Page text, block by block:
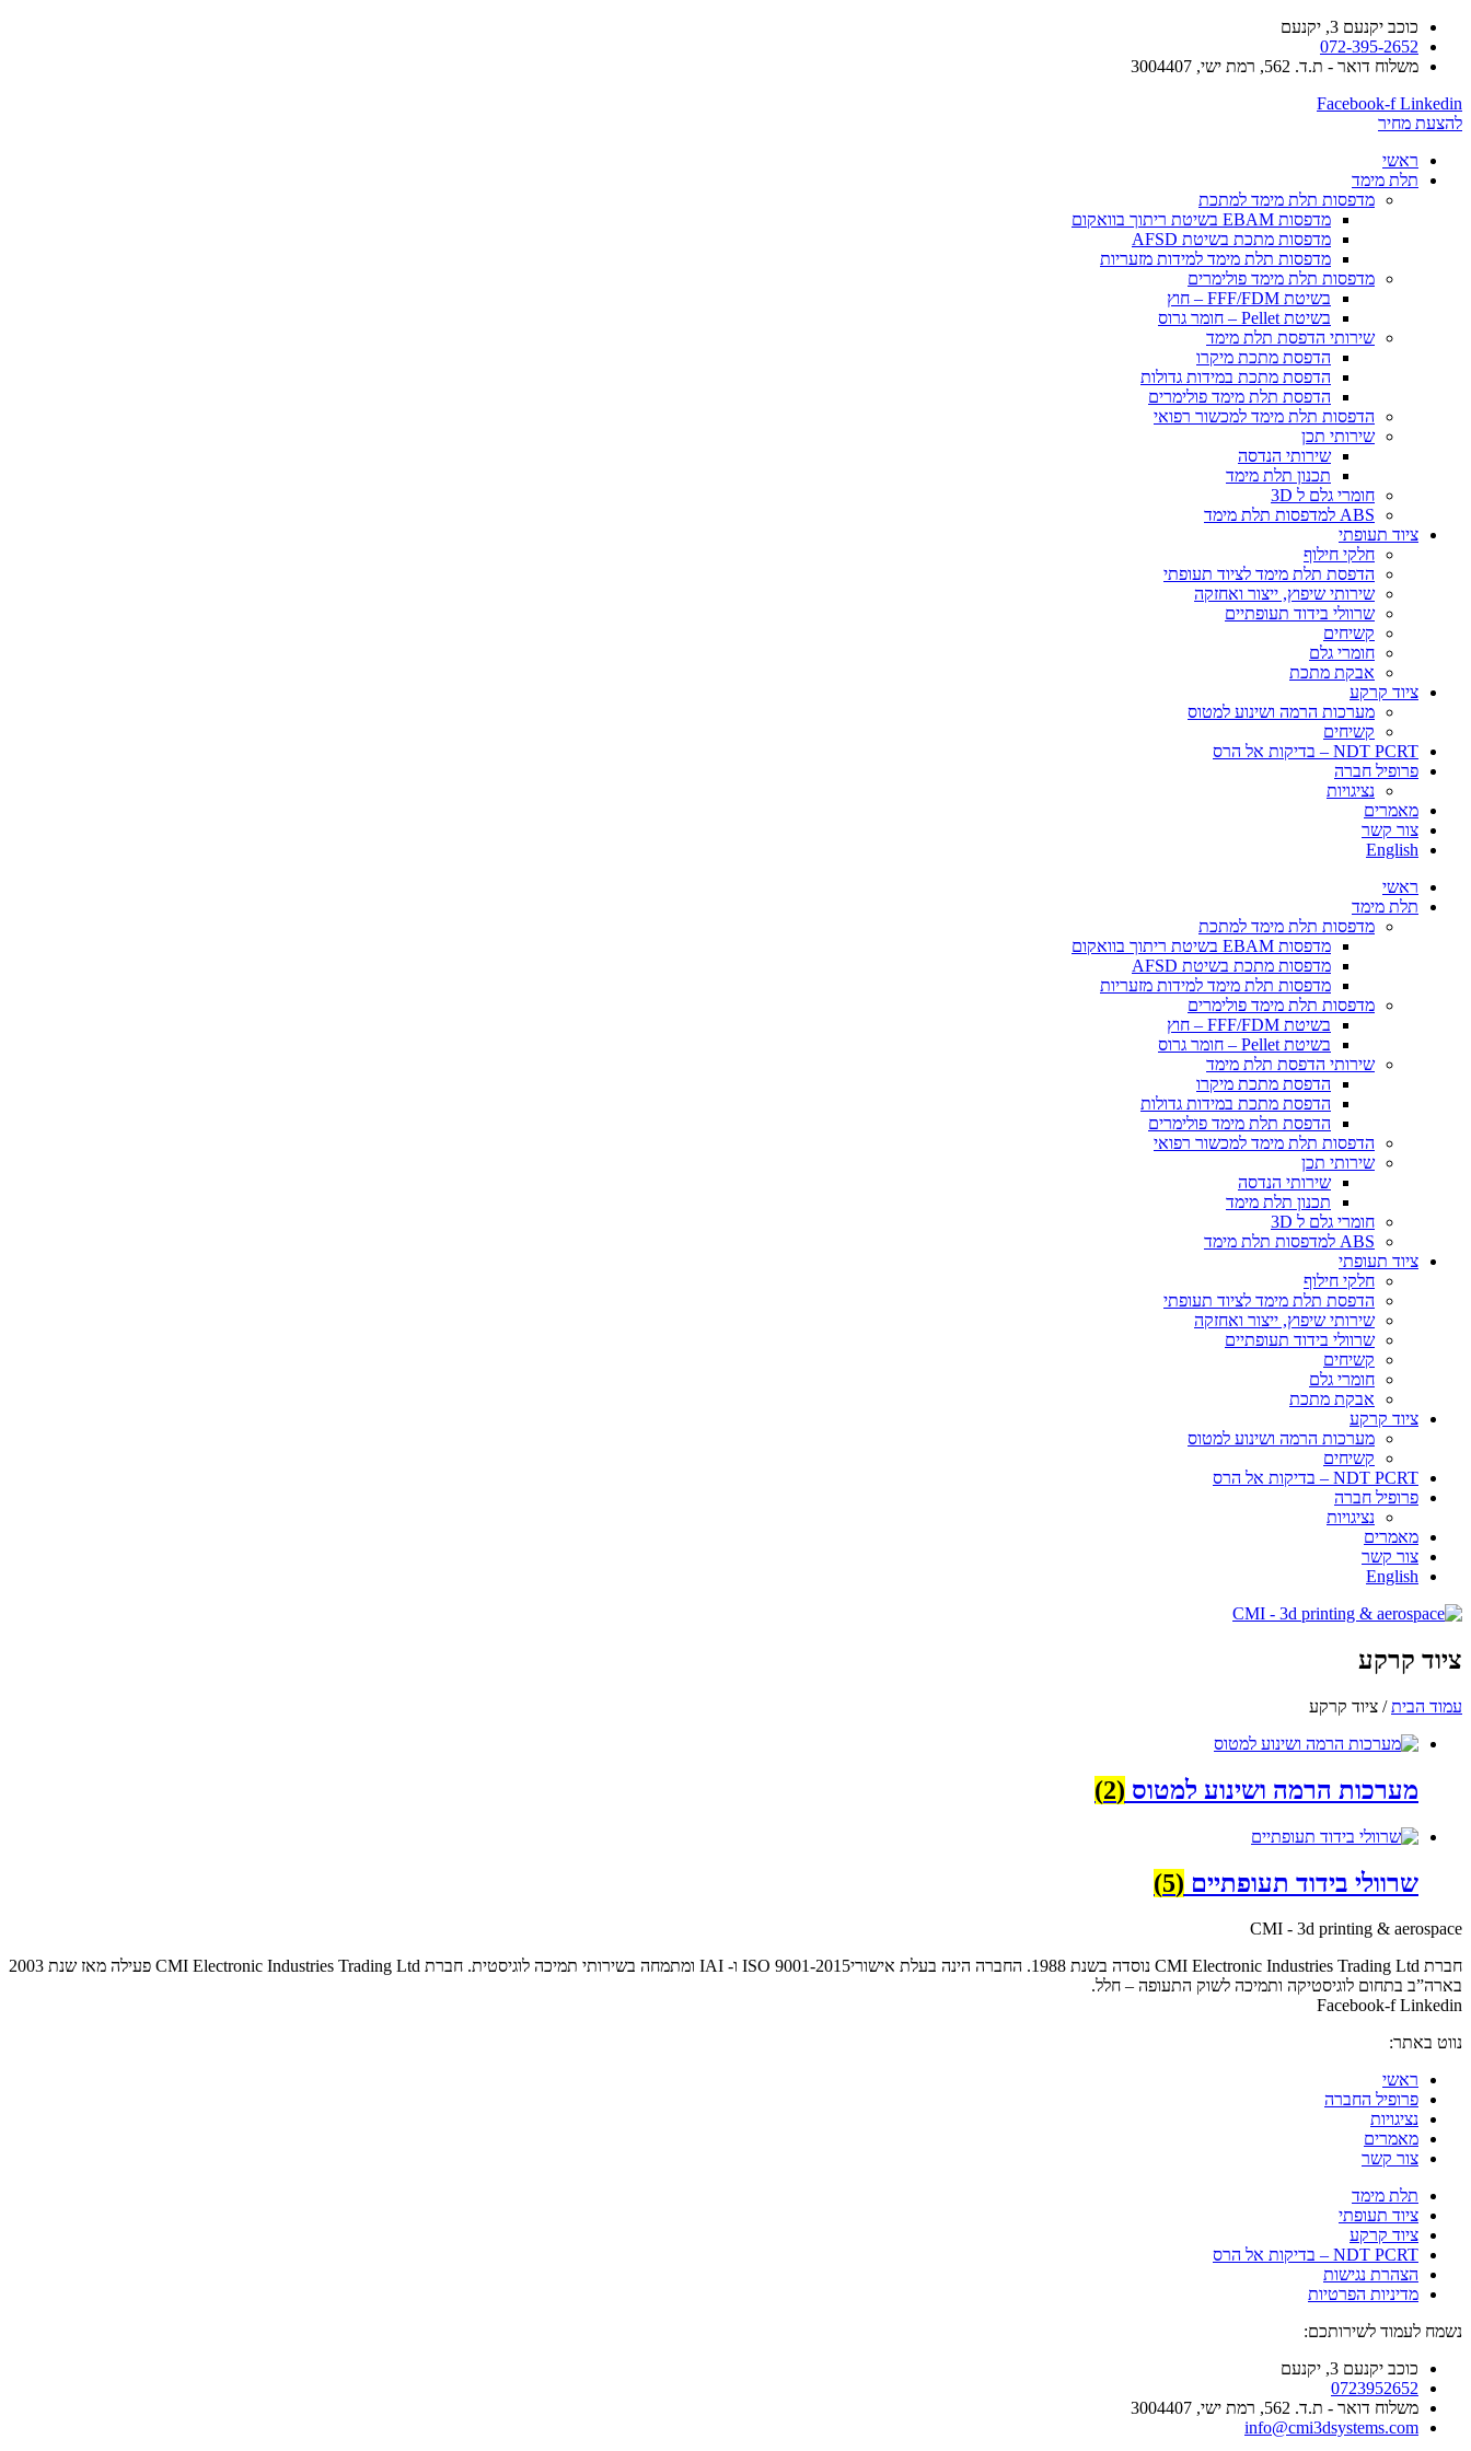
כוכב יקנעם 3, יקנעם
072-395-2652
משלוח דואר - ת.ד. 562, רמת ישי, 3004407​
Facebook-f Linkedin
להצעת מחיר
ראשי
תלת מימד
​מדפסות תלת מימד למתכת
מדפסות EBAM בשיטת ריתוך בוואקום
מדפסות מתכת בשיטת AFSD
​מדפסות תלת מימד למידות מזעריות
​מדפסות תלת מימד פולימרים
בשיטת FFF/FDM – חוץ
בשיטת Pellet – חומר גרוס
שירותי הדפסת תלת מימד
הדפסת מתכת מיקרו
הדפסת מתכת במידות גדולות
הדפסת תלת מימד פולימרים
הדפסות תלת מימד למכשור רפואי
שירותי תכן
שירותי הנדסה
תכנון תלת מימד
חומרי גלם ל 3D
ABS למדפסות תלת מימד
ציוד תעופתי
חלקי חילוף
הדפסת תלת מימד לציוד תעופתי
שירותי שיפוץ, ייצור ואחזקה
שרוולי בידוד תעופתיים
קשיחים
חומרי גלם
אבקת מתכת
ציוד קרקע
מערכות הרמה ושינוע למטוס
קשיחים
NDT PCRT – בדיקות אל הרס
פרופיל חברה
​​​נציגויות
מאמרים
צור קשר
English
ראשי
תלת מימד
​מדפסות תלת מימד למתכת
מדפסות EBAM בשיטת ריתוך בוואקום
מדפסות מתכת בשיטת AFSD
​מדפסות תלת מימד למידות מזעריות
​מדפסות תלת מימד פולימרים
בשיטת FFF/FDM – חוץ
בשיטת Pellet – חומר גרוס
שירותי הדפסת תלת מימד
הדפסת מתכת מיקרו
הדפסת מתכת במידות גדולות
הדפסת תלת מימד פולימרים
הדפסות תלת מימד למכשור רפואי
שירותי תכן
שירותי הנדסה
תכנון תלת מימד
חומרי גלם ל 3D
ABS למדפסות תלת מימד
ציוד תעופתי
חלקי חילוף
הדפסת תלת מימד לציוד תעופתי
שירותי שיפוץ, ייצור ואחזקה
שרוולי בידוד תעופתיים
קשיחים
חומרי גלם
אבקת מתכת
ציוד קרקע
מערכות הרמה ושינוע למטוס
קשיחים
NDT PCRT – בדיקות אל הרס
פרופיל חברה
​​​נציגויות
מאמרים
צור קשר
English
ציוד קרקע
עמוד הבית/ ציוד קרקע
מערכות הרמה ושינוע למטוס (2)
שרוולי בידוד תעופתיים (5)
CMI - 3d printing & aerospace
חברת CMI Electronic Industries Trading Ltd נוסדה בשנת 1988. החברה הינה בעלת אישוריISO 9001-2015 ו- IAI ומתמחה בשירותי תמיכה לוגיסטית. חברת CMI Electronic Industries Trading Ltd פעילה מאז שנת 2003
בארה”ב בתחום לוגיסטיקה ותמיכה לשוק התעופה – חלל.
Facebook-f Linkedin
נווט באתר:
ראשי
פרופיל החברה
נציגויות
מאמרים
צור קשר
תלת מימד
ציוד תעופתי
ציוד קרקע
NDT PCRT – בדיקות אל הרס
הצהרת נגישות
מדיניות הפרטיות
נשמח לעמוד לשירותכם:
כוכב יקנעם 3, יקנעם
0723952652
משלוח דואר - ת.ד. 562, רמת ישי, 3004407​
info@cmi3dsystems.com